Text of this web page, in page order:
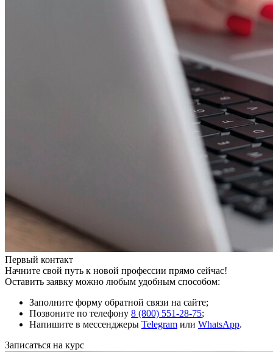
Первый контакт
Начните свой путь к новой профессии прямо сейчас!
Оставить заявку можно любым удобным способом:
Заполните форму обратной связи на сайте;
Позвоните по телефону 8 (800) 551-28-75;
Напишите в мессенджеры Telegram или WhatsApp.
Записаться на курс